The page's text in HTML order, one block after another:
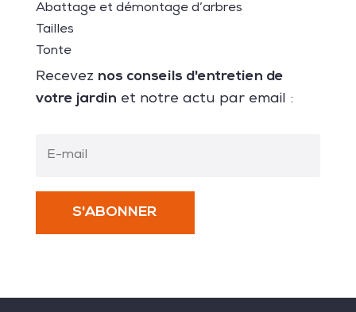
Abattage et démontage d’arbres
Tailles
Tonte
Recevez nos conseils d'entretien de
votre jardin et notre actu par email :
S'ABONNER